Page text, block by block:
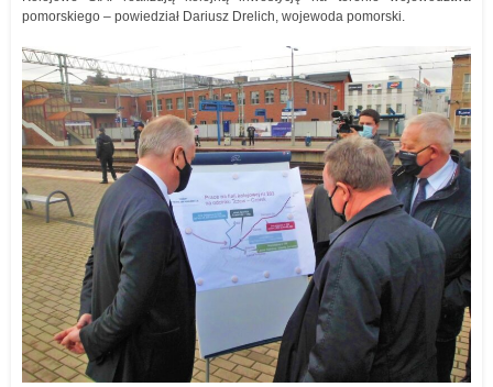
pomorskiego – powiedział Dariusz Drelich, wojewoda pomorski.